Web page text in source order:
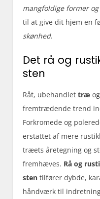
mangfoldige former
til at give dit hjem en
skønhed.
Det rå og
sten
Råt, ubehandlettræ
fremtrædende trend
Forkromede og
erstattet af mere
træets åretegning og
fremhæves. Rå og
sten tilfører dybde,
håndværk til